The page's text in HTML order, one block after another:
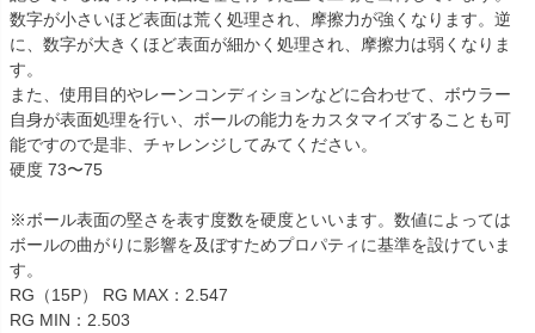
数字が小さいほど表面は荒く処理され、摩擦力が強くなります。逆
に、数字が大きくほど表面が細かく処理され、摩擦力は弱くなりま
す。
また、使用目的やレーンコンディションなどに合わせて、ボウラー
自身が表面処理を行い、ボールの能力をカスタマイズすることも可
能ですので是非、チャレンジしてみてください。
硬度 73〜75
※ボール表面の堅さを表す度数を硬度といいます。数値によっては
ボールの曲がりに影響を及ぼすためプロパティに基準を設けていま
す。
RG（15P） RG MAX：2.547
RG MIN：2.503